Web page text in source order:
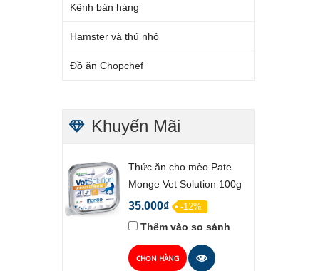
Kênh bán hàng
Hamster và thú nhỏ
Đồ ăn Chopchef
Khuyến Mãi
Thức ăn cho mèo Pate
Monge Vet Solution 100g
35.000₫ -12%
Thêm vào so sánh
CHỌN HÀNG